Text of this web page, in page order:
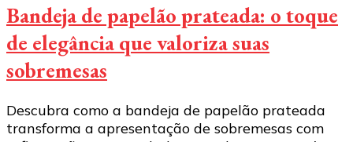
Bandeja de papelão prateada: o toque
de elegância que valoriza suas
sobremesas
Descubra como a bandeja de papelão prateada
transforma a apresentação de sobremesas com